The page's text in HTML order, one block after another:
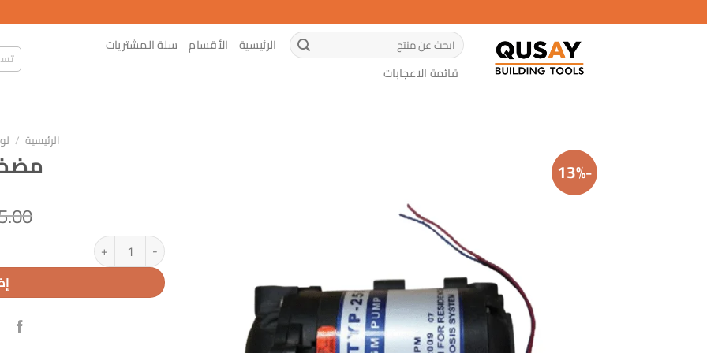
للمحتوى
البحث
عن:
الرئيسية الأقسام سلة المشتريات
قائمة الاعجابات
-13%
الرئيسية /
كمية مضخة فلتر صيني